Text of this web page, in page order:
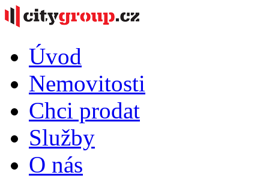
Úvod
Nemovitosti
Chci prodat
Služby
O nás